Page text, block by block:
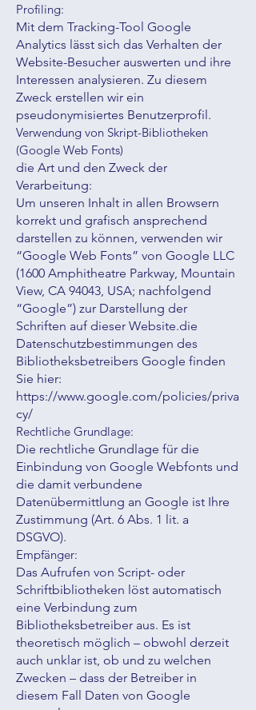
Profiling:
Mit dem Tracking-Tool Google
Analytics lässt sich das Verhalten der
Website-Besucher auswerten und ihre
Interessen analysieren. Zu diesem
Zweck erstellen wir ein
pseudonymisiertes Benutzerprofil.
Verwendung von Skript-Bibliotheken
(Google Web Fonts)
die Art und den Zweck der
Verarbeitung:
Um unseren Inhalt in allen Browsern
korrekt und grafisch ansprechend
darstellen zu können, verwenden wir
“Google Web Fonts” von Google LLC
(1600 Amphitheatre Parkway, Mountain
View, CA 94043, USA; nachfolgend
“Google”) zur Darstellung der
Schriften auf dieser Website.die
Datenschutzbestimmungen des
Bibliotheksbetreibers Google finden
Sie hier:
https://www.google.com/policies/priva
cy/
Rechtliche Grundlage:
Die rechtliche Grundlage für die
Einbindung von Google Webfonts und
die damit verbundene
Datenübermittlung an Google ist Ihre
Zustimmung (Art. 6 Abs. 1 lit. a
DSGVO).
Empfänger:
Das Aufrufen von Script- oder
Schriftbibliotheken löst automatisch
eine Verbindung zum
Bibliotheksbetreiber aus. Es ist
theoretisch möglich – obwohl derzeit
auch unklar ist, ob und zu welchen
Zwecken – dass der Betreiber in
diesem Fall Daten von Google